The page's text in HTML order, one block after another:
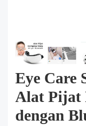
Eye Care
Alat Pijat
dengan